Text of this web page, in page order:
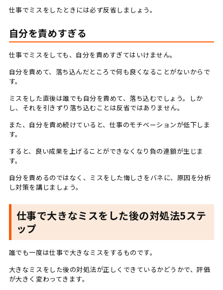
仕事でミスをしたときには必ず反省しましょう。
自分を責めすぎる
仕事でミスをしても、自分を責めすぎてはいけません。
自分を責めて、落ち込んだところで何も良くなることがないからで
す。
ミスをした直後は誰でも自分を責めて、落ち込むでしょう。しか
し、それを引きずり落ち込むことは反省ではありません。
また、自分を責め続けていると、仕事のモチベーションが低下しま
す。
すると、良い成果を上げることができなくなり負の連鎖が生じま
す。
自分を責めるのではなく、ミスをした悔しさをバネに、原因を分析
し対策を講じましょう。
仕事で大きなミスをした後の対処法5ステ
ップ
誰でも一度は仕事で大きなミスをするものです。
大きなミスをした後の対処法が正しくできているかどうかで、評価
が大きく変わってきます。